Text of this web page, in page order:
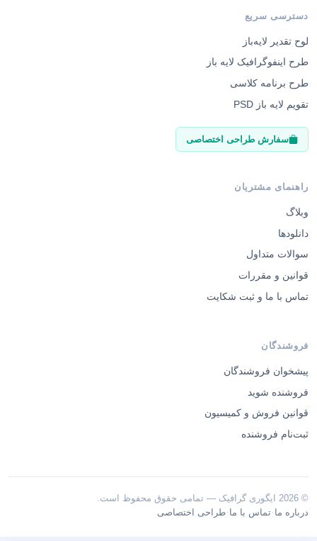
دسترسی سریع
لوح تقدیر لایه‌باز
طرح اینفوگرافیک لایه باز
طرح برنامه کلاسی
تقویم لایه باز PSD
سفارش طراحی اختصاصی
راهنمای مشتریان
وبلاگ
دانلودها
سوالات متداول
قوانین و مقررات
تماس با ما و ثبت شکایت
فروشندگان
پیشخوان فروشندگان
فروشنده شوید
قوانین فروش و کمیسیون
ثبت‌نام فروشنده
© 2026 ایگوری گرافیک — تمامی حقوق محفوظ است.
درباره ما ·تماس با ما ·طراحی اختصاصی